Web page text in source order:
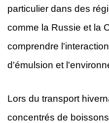
particulier dans des
comme la Russie et la
comprendre
d'émulsion et
Lors du transport
concentrés de